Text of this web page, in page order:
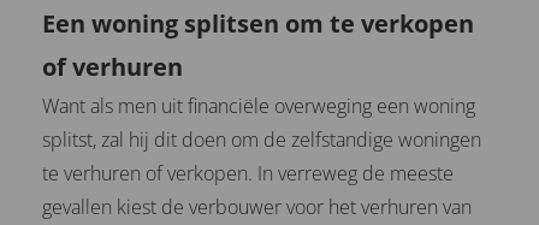
Een woning splitsen om te verkopen
of verhuren
Want als men uit financiële overweging een woning
splitst, zal hij dit doen om de zelfstandige woningen
te verhuren of verkopen. In verreweg de meeste
gevallen kiest de verbouwer voor het verhuren van